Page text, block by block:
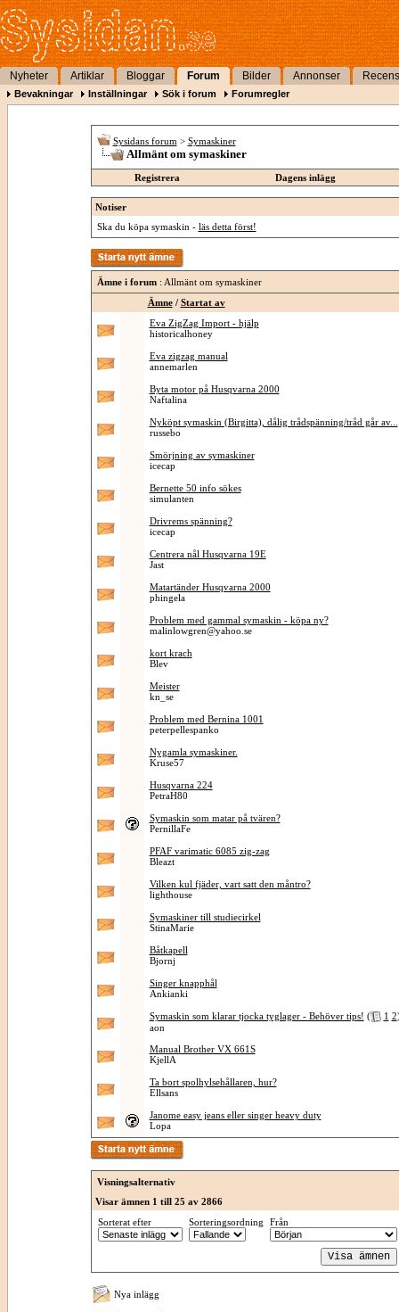
Nyheter Artiklar Bloggar Forum Bilder Annonser
Bevakningar Inställningar Sök i forum Forumregler
Sysidans forum > Symaskiner
Allmänt om symaskiner
Registrera Dagens inlägg
Notiser
Ska du köpa symaskin - läs detta först!
Ämne i forum: Allmänt om symaskiner
Ämne/ Startat av
Eva ZigZag Import - hjälp
historicalhoney
Eva zigzag manual
annemarlen
Byta motor på Husqvarna 2000
Naftalina
Nyköpt symaskin (Birgitta), dålig trådspänning/tråd går av...
russebo
Smörjning av symaskiner
icecap
Bernette 50 info sökes
simulanten
Drivrems spänning?
icecap
Centrera nål Husqvarna 19E
Jast
Matartänder Husqvarna 2000
phingela
Problem med gammal symaskin - köpa ny?
malinlowgren@yahoo.se
kort krach
Blev
Meister
kn_se
Problem med Bernina 1001
peterpellespanko
Nygamla symaskiner.
Kruse57
Husqvarna 224
PetraH80
Symaskin som matar på tvären?
PernillaFe
PFAF varimatic 6085 zig-zag
Bleazt
Vilken kul fjäder, vart satt den måntro?
lighthouse
Symaskiner till studiecirkel
StinaMarie
Båtkapell
Bjornj
Singer knapphål
Ankianki
Symaskin som klarar tjocka tyglager - Behöver tips! ( 1 2
aon
Manual Brother VX 661S
KjellA
Ta bort spolhylsehållaren, hur?
Ellsans
Janome easy jeans eller singer heavy duty
Lopa
Visningsalternativ
Visar ämnen 1 till 25 av 2866
Sorterat efter
Sorteringsordning Från
Nya inlägg